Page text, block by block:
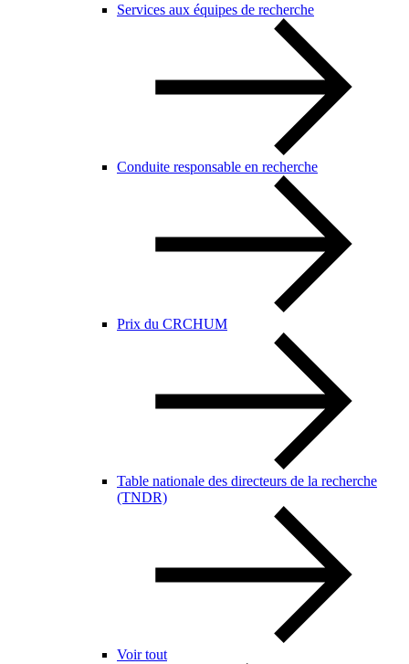
Services aux équipes de recherche
Conduite responsable en recherche
Prix du CRCHUM
Table nationale des directeurs de la recherche
(TNDR)
Voir tout